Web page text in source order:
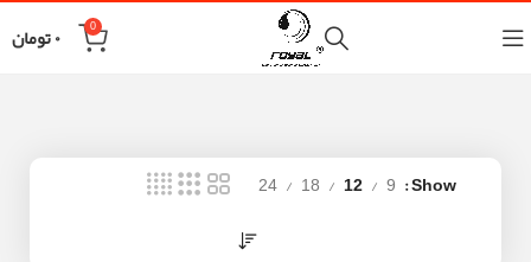
0 ۰تومان
Show
9
12
18
24